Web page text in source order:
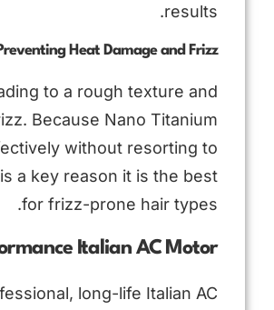
results.
Heat Damage and Frizz
to a rough texture and
Because Nano Titanium
without resorting to
a key reason it is the best
for frizz-prone hair types.
Italian AC Motor
long-life Italian AC